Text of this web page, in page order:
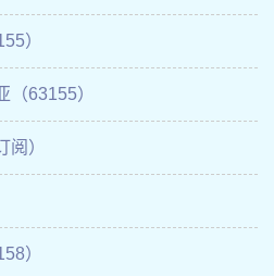
）
（63155）
）
）